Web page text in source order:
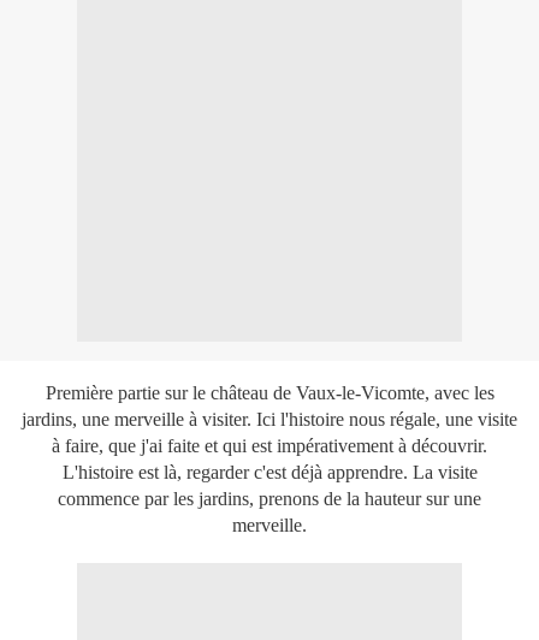
Première partie sur le château de Vaux-le-Vicomte, avec les
jardins, une merveille à visiter. Ici l'histoire nous régale, une visite
à faire, que j'ai faite et qui est impérativement à découvrir.
L'histoire est là, regarder c'est déjà apprendre. La visite
commence par les jardins, prenons de la hauteur sur une
merveille.